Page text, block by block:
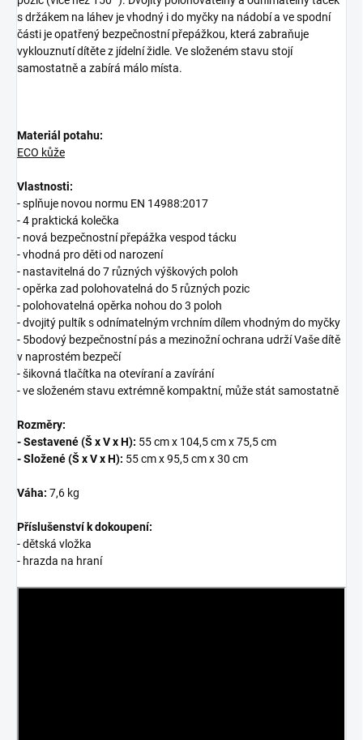
s držákem na láhev je vhodný i do myčky na nádobí a ve spodní
části je opatřený bezpečnostní přepážkou, která zabraňuje
vyklouznutí dítěte z jídelní židle. Ve složeném stavu stojí
samostatně a zabírá málo místa.
Materiál potahu:
ECO kůže
Vlastnosti:
- splňuje novou normu EN 14988:2017
- 4 praktická kolečka
- nová bezpečnostní přepážka vespod tácku
- vhodná pro děti od narození
- nastavitelná do 7 různých výškových poloh
- opěrka zad polohovatelná do 5 různých pozic
- polohovatelná opěrka nohou do 3 poloh
- dvojitý pultík s odnímatelným vrchním dílem vhodným do myčky
- 5bodový bezpečnostní pás a mezinožní ochrana udrží Vaše dítě
v naprostém bezpečí
- šikovná tlačítka na otevíraní a zavírání
- ve složeném stavu extrémně kompaktní, může stát samostatně
Rozměry:
- Sestavené (Š x V x H): 55 cm x 104,5 cm x 75,5 cm
- Složené (Š x V x H): 55 cm x 95,5 cm x 30 cm
Váha: 7,6 kg
Příslušenství k dokoupení:
- dětská vložka
- hrazda na hraní